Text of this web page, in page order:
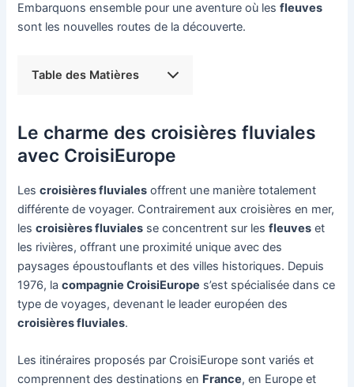
Embarquons ensemble pour une aventure où lesfleuves
sont les nouvelles routes de la découverte.
Table des Matières
Le charme des croisières fluviales
avec CroisiEurope
Lescroisières fluviales offrent une manière totalement
différente de voyager. Contrairement aux croisières en mer,
lescroisières fluviales se concentrent sur lesfleuves et
les rivières, offrant une proximité unique avec des
paysages époustouflants et des villes historiques. Depuis
1976, lacompagnie CroisiEurope s’est spécialisée dans ce
type de voyages, devenant le leader européen des
croisières fluviales.
Les itinéraires proposés par CroisiEurope sont variés et
comprennent des destinations en France, en Europe et